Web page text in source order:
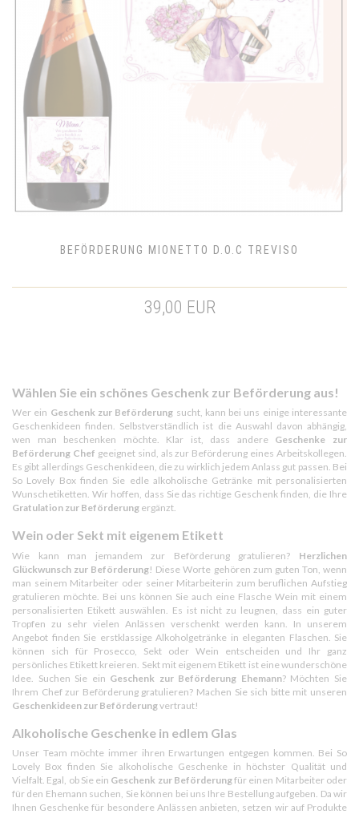
BEFÖRDERUNG MIONETTO D.O.C TREVISO
39,00 EUR
Wählen Sie ein schönes Geschenk zur Beförderung aus!
Wer ein Geschenk zur Beförderung sucht, kann bei uns einige interessante
Geschenkideen finden. Selbstverständlich ist die Auswahl davon abhängig,
wen man beschenken möchte. Klar ist, dass andere Geschenke zur
Beförderung Chef geeignet sind, als zur Beförderung eines Arbeitskollegen.
Es gibt allerdings Geschenkideen, die zu wirklich jedem Anlass gut passen. Bei
So Lovely Box finden Sie edle alkoholische Getränke mit personalisierten
Wunschetiketten. Wir hoffen, dass Sie das richtige Geschenk finden, die Ihre
Gratulation zur Beförderung ergänzt.
Wein oder Sekt mit eigenem Etikett
Wie kann man jemandem zur Beförderung gratulieren? Herzlichen
Glückwunsch zur Beförderung! Diese Worte gehören zum guten Ton, wenn
man seinem Mitarbeiter oder seiner Mitarbeiterin zum beruflichen Aufstieg
gratulieren möchte. Bei uns können Sie auch eine Flasche Wein mit einem
personalisierten Etikett auswählen. Es ist nicht zu leugnen, dass ein guter
Tropfen zu sehr vielen Anlässen verschenkt werden kann. In unserem
Angebot finden Sie erstklassige Alkoholgetränke in eleganten Flaschen. Sie
können sich für Prosecco, Sekt oder Wein entscheiden und Ihr ganz
persönliches Etikett kreieren. Sekt mit eigenem Etikett ist eine wunderschöne
Idee. Suchen Sie ein Geschenk zur Beförderung Ehemann? Möchten Sie
Ihrem Chef zur Beförderung gratulieren? Machen Sie sich bitte mit unseren
Geschenkideen zur Beförderungvertraut!
Alkoholische Geschenke in edlem Glas
Unser Team möchte immer ihren Erwartungen entgegen kommen. Bei So
Lovely Box finden Sie alkoholische Geschenke in höchster Qualität und
Vielfalt. Egal, ob Sie ein Geschenk zur Beförderungfür einen Mitarbeiter oder
für den Ehemann suchen, Sie können bei uns Ihre Bestellung aufgeben. Da wir
Ihnen Geschenke für besondere Anlässen anbieten, setzen wir auf Produkte